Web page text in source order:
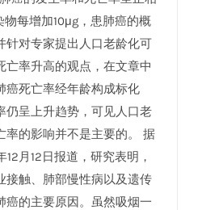
每增加10μg，患肺癌的概
针对专家提出人口老龄化可
亡率升高的观点，在文章中
癌死亡率经年龄构成标化
仍呈上升趋势，可见人口老
率的影响并不是主要的。 据
12月12日报道，研究表明，
接触、肺部慢性病以及遗传
癌的主要原因。虽然吸烟一